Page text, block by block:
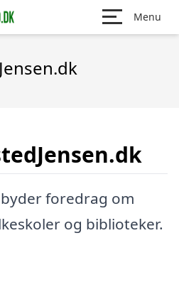
Menu
foredrag om
og biblioteker.